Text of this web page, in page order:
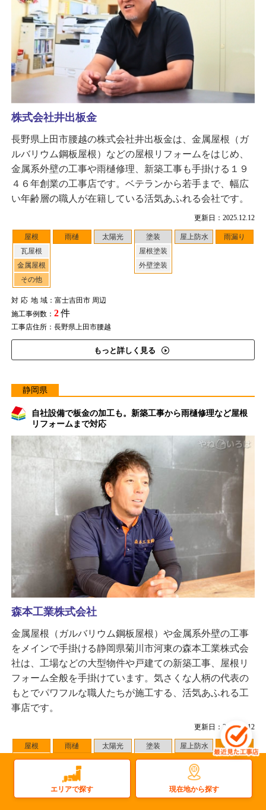
更新日：2025.12.12
屋根
瓦屋根
金属屋根
その他
雨樋 太陽光
塗装
屋根塗装
外壁塗装
屋上防水 雨漏り
対応地域：富士吉田市 周辺
施工事例数： 2件
工事店住所：長野県上田市腰越
もっと詳しく見る
株式会社井出板金
長野県上田市腰越の株式会社井出板金は、金属屋根（ガ
ルバリウム鋼板屋根）などの屋根リフォームをはじめ、
金属系外壁の工事や雨樋修理、新築工事も手掛ける１９
４６年創業の工事店です。ベテランから若手まで、幅広
い年齢層の職人が在籍している活気あふれる会社です。
静岡県
自社設備で板金の加工も。新築工事から雨樋修理など屋根
リフォームまで対応
更新日：2025.12.12
屋根
瓦屋根
雨樋 太陽光
塗装
屋根塗装
屋上防水 雨漏り
森本工業株式会社
金属屋根（ガルバリウム鋼板屋根）や金属系外壁の工事
をメインで手掛ける静岡県菊川市河東の森本工業株式会
社は、工場などの大型物件や戸建ての新築工事、屋根リ
フォーム全般を手掛けています。気さくな人柄の代表の
もとでパワフルな職人たちが施工する、活気あふれる工
事店です。
エリアで探す 現在地から探す